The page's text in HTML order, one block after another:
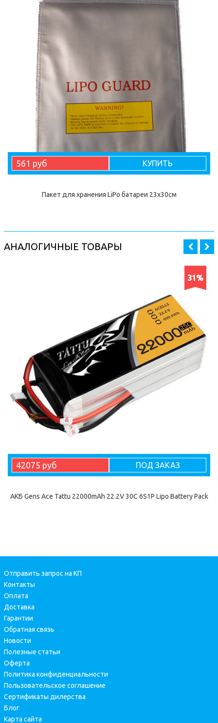
561 руб КУПИТЬ
Пакет для хранения LiPo батареи 23х30см
АНАЛОГИЧНЫЕ ТОВАРЫ
31%
42075 руб ПОД ЗАКАЗ
АКБ Gens Ace Tattu 22000mAh 22.2V 30C 6S1P Lipo Battery Pack
Отправить запрос на КП
Контакты
Оплата
Доставка
Гарантии
Обратная связь
Новости
Полезные статьи
Оферта
Политика конфиденциальности
Пользовательское соглашение
Сертификаты дилерства
Блог
Карта сайта